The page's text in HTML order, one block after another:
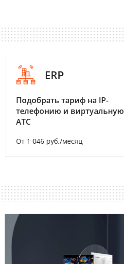
ERP
Подобрать тариф на IP-
телефонию и виртуальную
АТС
От 1 046 руб./месяц